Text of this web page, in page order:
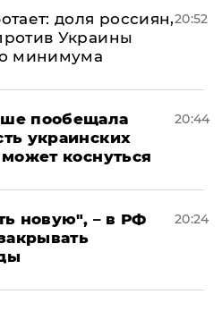
доля россиян,
Украины
минимума
20:52
пообещала
украинских
коснуться
20:44
новую", – в РФ
20:24